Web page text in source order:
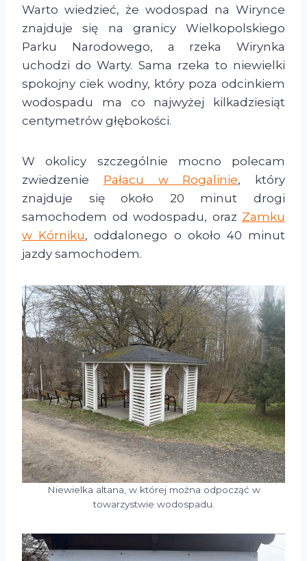
Warto wiedzieć, że wodospad na Wirynce
znajduje się na granicy Wielkopolskiego
Parku Narodowego, a rzeka Wirynka
uchodzi do Warty. Sama rzeka to niewielki
spokojny ciek wodny, który poza odcinkiem
wodospadu ma co najwyżej kilkadziesiąt
centymetrów głębokości.
W okolicy szczególnie mocno polecam
zwiedzenie Pałacu w Rogalinie, który
znajduje się około 20 minut drogi
samochodem od wodospadu, oraz Zamku
w Kórniku, oddalonego o około 40 minut
jazdy samochodem.
Niewielka altana, w której można odpocząć w
towarzystwie wodospadu.